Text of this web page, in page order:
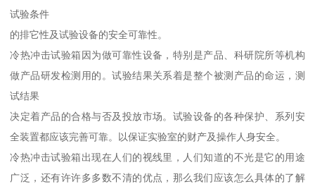
试验条件
的排它性及试验设备的安全可靠性。
冷热冲击试验箱因为做可靠性设备，特别是产品、科研院所等机构
做产品研发检测用的。试验结果关系着是整个被测产品的命运，测
试结果
决定着产品的合格与否及投放市场。试验设备的各种保护、系列安
全装置都应该完善可靠。以保证实验室的财产及操作人身安全。
冷热冲击试验箱出现在人们的视线里，人们知道的不光是它的用途
广泛，还有许许多多数不清的优点，那么我们应该怎么具体的了解